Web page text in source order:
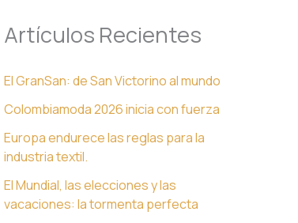
Artículos Recientes
El GranSan: de San Victorino al mundo
Colombiamoda 2026 inicia con fuerza
Europa endurece las reglas para la
industria textil.
El Mundial, las elecciones y las
vacaciones: la tormenta perfecta